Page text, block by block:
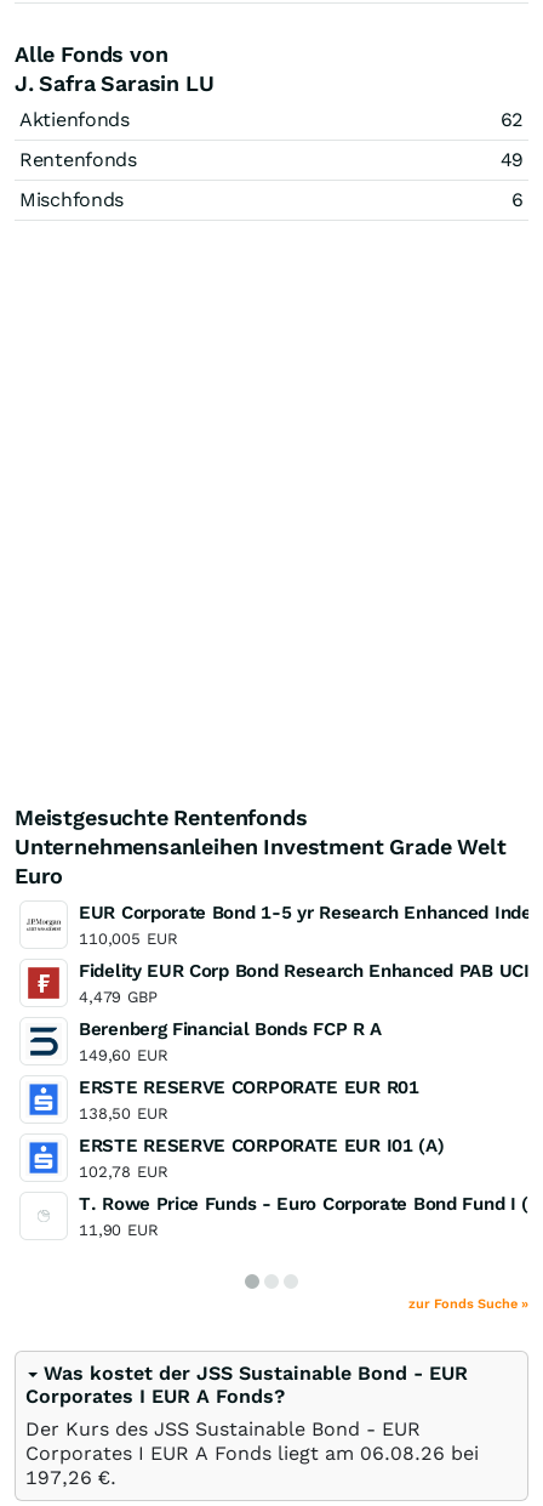
Alle Fonds von
J. Safra Sarasin LU
Aktienfonds
62
Rentenfonds
49
Mischfonds
6
Meistgesuchte Rentenfonds
Unternehmensanleihen Investment Grade Welt
Euro
EUR Corporate Bond 1-5 yr Research Enhanced
110,005 EUR
Fidelity EUR Corp Bond Research Enhanced PAB
4,479 GBP
Berenberg Financial Bonds FCP R A
149,60 EUR
ERSTE RESERVE CORPORATE EUR R01
138,50 EUR
ERSTE RESERVE CORPORATE EUR I01 (A)
102,78 EUR
T. Rowe Price Funds - Euro Corporate Bond Fund I
11,90 EUR
zur Fonds Suche »
Was kostet der JSS Sustainable Bond - EUR
Corporates I EUR A Fonds?
Der Kurs des JSS Sustainable Bond - EUR
Corporates I EUR A Fonds liegt am 06.08.26 bei
197,26 €.